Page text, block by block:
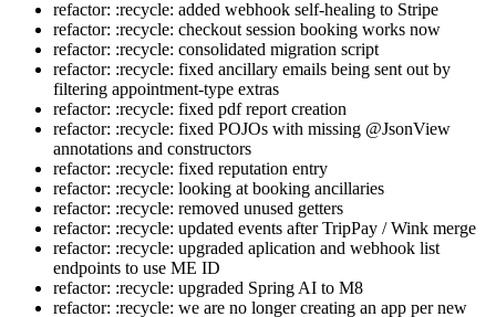
refactor: :recycle: added webhook self-healing to Stripe
refactor: :recycle: checkout session booking works now
refactor: :recycle: consolidated migration script
refactor: :recycle: fixed ancillary emails being sent out by
filtering appointment-type extras
refactor: :recycle: fixed pdf report creation
refactor: :recycle: fixed POJOs with missing @JsonView
annotations and constructors
refactor: :recycle: fixed reputation entry
refactor: :recycle: looking at booking ancillaries
refactor: :recycle: removed unused getters
refactor: :recycle: updated events after TripPay / Wink merge
refactor: :recycle: upgraded aplication and webhook list
endpoints to use ME ID
refactor: :recycle: upgraded Spring AI to M8
refactor: :recycle: we are no longer creating an app per new